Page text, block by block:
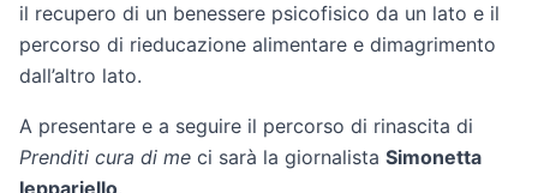
il recupero di un benessere psicofisico da un lato e il
percorso di rieducazione alimentare e dimagrimento
dall’altro lato.
A presentare e a seguire il percorso di rinascita di
Prenditi cura di me ci sarà la giornalista Simonetta
Ieppariello.